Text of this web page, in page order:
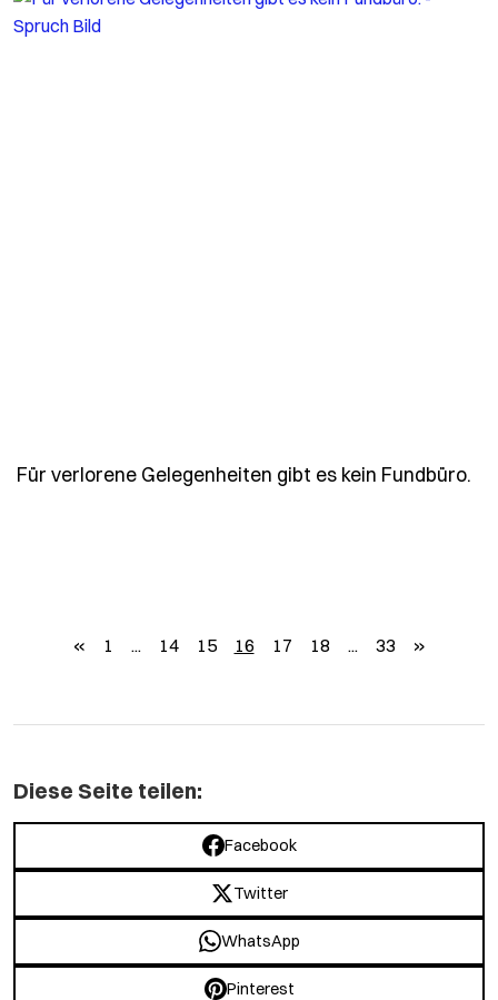
Für verlorene Gelegenheiten gibt es kein Fundbüro.
«zurück
1 ... 14 15 16 17 18 ... 33 »weiter
Diese Seite teilen:
Facebook
Twitter
WhatsApp
Pinterest